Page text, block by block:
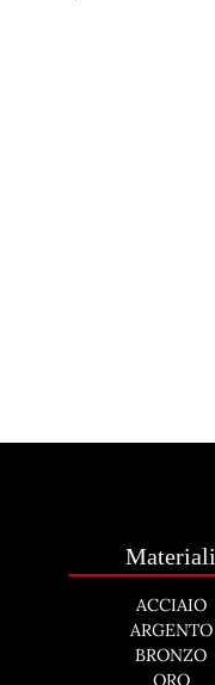
Materiali
ACCIAIO
ARGENTO
BRONZO
ORO